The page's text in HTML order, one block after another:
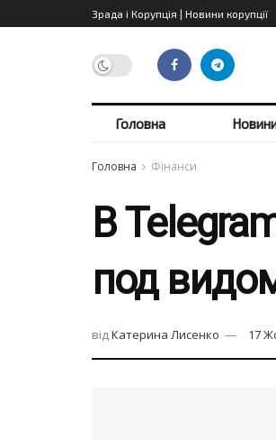
Зрада і Корупція | Новини корупції
Головна
Головна Фінанси
В
под
відКатерина Лисенко 17